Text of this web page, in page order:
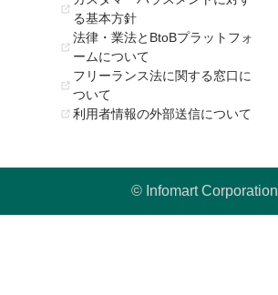
る基本方針
法律・業法とBtoBプラットフォ
ームについて
フリーランス法に関する窓口に
ついて
利用者情報の外部送信について
© Infomart Corporation